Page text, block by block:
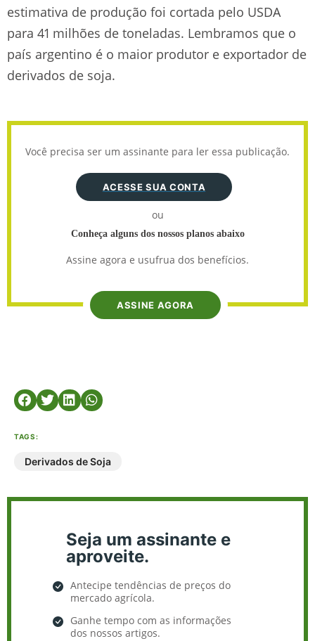
estimativa de produção foi cortada pelo USDA
para 41 milhões de toneladas. Lembramos que o
país argentino é o maior produtor e exportador de
derivados de soja.
Você precisa ser um assinante para ler essa publicação.
ACESSE SUA CONTA
ou
Conheça alguns dos nossos planos abaixo
Assine agora e usufrua dos benefícios.
ASSINE AGORA
TAGS:
Derivados de Soja
Seja um assinante e
aproveite.
Antecipe tendências de preços do
mercado agrícola.
Ganhe tempo com as informações
dos nossos artigos.